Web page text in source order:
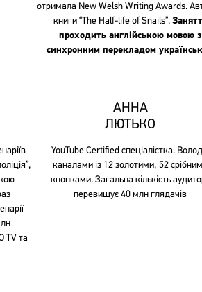
отримала New Welsh Writing Awards.
книги “The Half-life of Snails”.
проходить англійською мовою з
синхронним перекладом
TV та
АННА
ЛЮТЬКО
YouTube Certified спеціалістка.
каналами із 12 золотими, 52
кнопками. Загальна кількість
перевищує 40 млн глядачів